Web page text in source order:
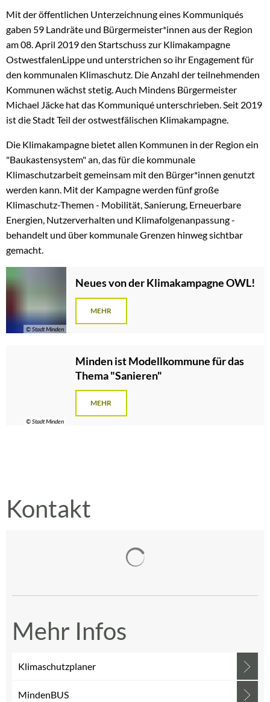
Mit der öffentlichen Unterzeichnung eines Kommuniqués
gaben 59 Landräte und Bürgermeister*innen aus der Region
am 08. April 2019 den Startschuss zur Klimakampagne
OstwestfalenLippe und unterstrichen so ihr Engagement für
den kommunalen Klimaschutz. Die Anzahl der teilnehmenden
Kommunen wächst stetig. Auch Mindens Bürgermeister
Michael Jäcke hat das Kommuniqué unterschrieben. Seit 2019
ist die Stadt Teil der ostwestfälischen Klimakampagne.
Die Klimakampagne bietet allen Kommunen in der Region ein
"Baukastensystem" an, das für die kommunale
Klimaschutzarbeit gemeinsam mit den Bürger*innen genutzt
werden kann. Mit der Kampagne werden fünf große
Klimaschutz-Themen - Mobilität, Sanierung, Erneuerbare
Energien, Nutzerverhalten und Klimafolgenanpassung -
behandelt und über kommunale Grenzen hinweg sichtbar
gemacht.
© Stadt Minden
Neues von der Klimakampagne OWL!
MEHR
© Stadt Minden
Minden ist Modellkommune für das
Thema "Sanieren"
MEHR
Kontakt
Mehr Infos
Klimaschutzplaner
MindenBUS